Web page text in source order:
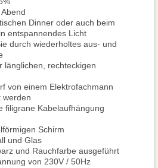
Dinner oder auch beim
entspannendes Licht
durch wiederholtes aus- und
länglichen, rechteckigen
von einem Elektrofachmann
werden
filigrane Kabelaufhängung
Schirm
und Glas
und Rauchfarbe ausgeführt
von 230V / 50Hz